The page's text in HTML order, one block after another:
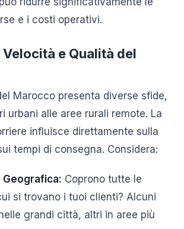
e i costi operativi.
e Qualità del
Marocco presenta diverse sfide,
urbani alle aree rurali remote. La
influisce direttamente sulla
tempi di consegna. Considera:
Coprono tutte le
si trovano i tuoi clienti? Alcuni
grandi città, altri in aree più